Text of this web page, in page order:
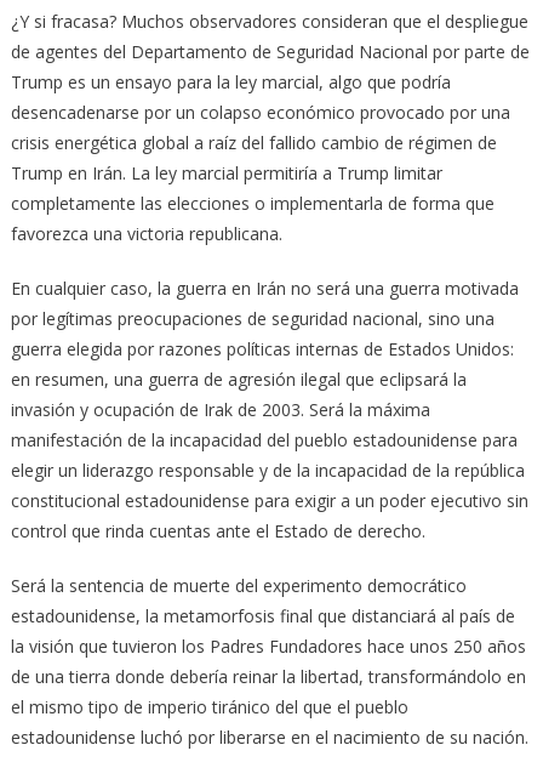
¿Y si fracasa? Muchos observadores consideran que el despliegue
de agentes del Departamento de Seguridad Nacional por parte de
Trump es un ensayo para la ley marcial, algo que podría
desencadenarse por un colapso económico provocado por una
crisis energética global a raíz del fallido cambio de régimen de
Trump en Irán. La ley marcial permitiría a Trump limitar
completamente las elecciones o implementarla de forma que
favorezca una victoria republicana.
En cualquier caso, la guerra en Irán no será una guerra motivada
por legítimas preocupaciones de seguridad nacional, sino una
guerra elegida por razones políticas internas de Estados Unidos:
en resumen, una guerra de agresión ilegal que eclipsará la
invasión y ocupación de Irak de 2003. Será la máxima
manifestación de la incapacidad del pueblo estadounidense para
elegir un liderazgo responsable y de la incapacidad de la república
constitucional estadounidense para exigir a un poder ejecutivo sin
control que rinda cuentas ante el Estado de derecho.
Será la sentencia de muerte del experimento democrático
estadounidense, la metamorfosis final que distanciará al país de
la visión que tuvieron los Padres Fundadores hace unos 250 años
de una tierra donde debería reinar la libertad, transformándolo en
el mismo tipo de imperio tiránico del que el pueblo
estadounidense luchó por liberarse en el nacimiento de su nación.